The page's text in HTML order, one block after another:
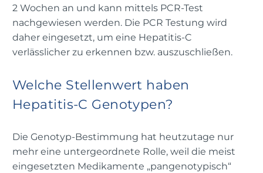
2 Wochen an und kann mittels PCR-Test
nachgewiesen werden. Die PCR Testung wird
daher eingesetzt, um eine Hepatitis-C
verlässlicher zu erkennen bzw. auszuschließen.
Welche Stellenwert haben
Hepatitis-C Genotypen?
Die Genotyp-Bestimmung hat heutzutage nur
mehr eine untergeordnete Rolle, weil die meist
eingesetzten Medikamente „pangenotypisch“